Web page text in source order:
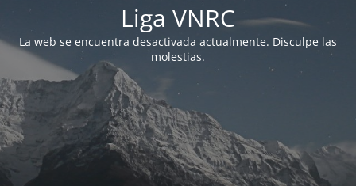
Liga VNRC
La web se encuentra desactivada actualmente. Disculpe las
molestias.